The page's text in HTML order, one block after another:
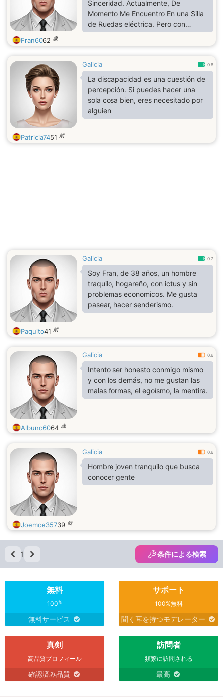
Sinceridad. Actualmente, De
Momento Me Encuentro En una Silla
de Ruedas eléctrica. Pero con
Bastante Movilidad Para todo Lo
que Quiera Compartir con Confianza
Fran6062 歳
Galicia 0.8
La discapacidad es una cuestión de
percepción. Si puedes hacer una
sola cosa bien, eres necesitado por
alguien
Patricia7451 歳
Galicia 0.7
Soy Fran, de 38 años, un hombre
traquilo, hogareño, con ictus y sin
problemas economicos. Me gusta
pasear, hacer senderismo.
Paquito41 歳
Galicia 0.6
Intento ser honesto conmigo mismo
y con los demás, no me gustan las
malas formas, el egoísmo, la mentira.
Albuno6064 歳
Galicia 0.6
Hombre joven tranquilo que busca
conocer gente
Joemoe35739 歳
1 条件による検索
無料
100%
無料サービス
サポート
100%無料
聞く耳を持つモデレーター
真剣
高品質プロフィール
確認済み品質
訪問者
頻繁に訪問される
最高